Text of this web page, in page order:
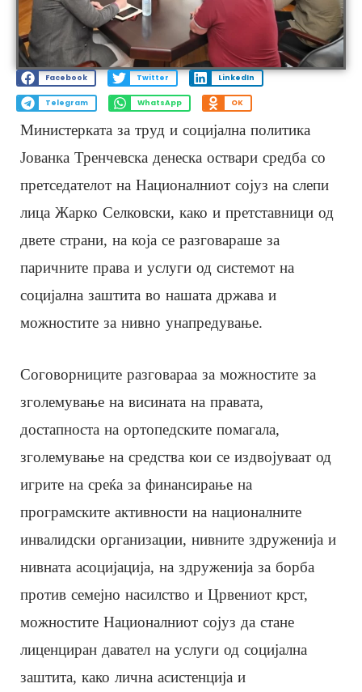
Facebook Twitter LinkedIn
Telegram WhatsApp OK
Министерката за труд и социјална политика
Јованка Тренчевска денеска оствари средба со
претседателот на Националниот сојуз на слепи
лица Жарко Селковски, како и претставници од
двете страни, на која се разговараше за
паричните права и услуги од системот на
социјална заштита во нашата држава и
можностите за нивно унапредување.
Соговорниците разговараа за можностите за
зголемување на висината на правата,
достапноста на ортопедските помагала,
зголемување на средства кои се издвојуваат од
игрите на среќа за финансирање на
програмските активности на националните
инвалидски организации, нивните здруженија и
нивната асоцијација, на здруженија за борба
против семејно насилство и Црвениот крст,
можностите Националниот сојуз да стане
лиценциран давател на услуги од социјална
заштита, како лична асистенција и